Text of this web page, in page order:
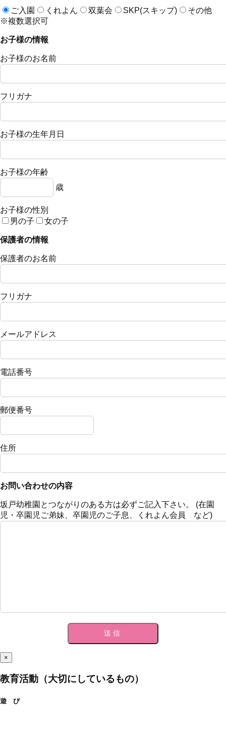
ご入園 くれよん 双葉会 SKP(スキップ)
その他
※複数選択可
お子様の情報
お子様のお名前
フリガナ
お子様の生年月日
お子様の年齢
歳
お子様の性別
男の子
女の子
保護者の情報
保護者のお名前
フリガナ
メールアドレス
電話番号
郵便番号
住所
お問い合わせの内容
坂戸幼稚園とつながりのある方は必ずご記入下さい。 (在園
児・卒園児ご弟妹、卒園児のご子息、くれよん会員 など)
×
教育活動（大切にしているもの）
遊 び